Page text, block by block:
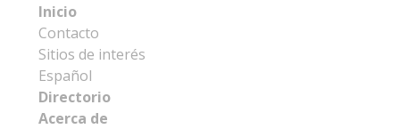
Inicio
Contacto
Sitios de interés
Español
Directorio
Acerca de